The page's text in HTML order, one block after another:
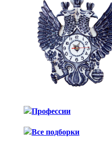
Профессии
Все подборки